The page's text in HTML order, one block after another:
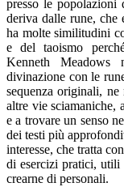
presso le
deriva dalle rune, che
ha molte similitudini
e del taoismo
Kenneth
divinazione con le
sequenza originali,
altre vie sciamaniche,
e a trovare un senso
dei testi più
interesse, che tratta
di esercizi pratici, utili
crearne di personali.